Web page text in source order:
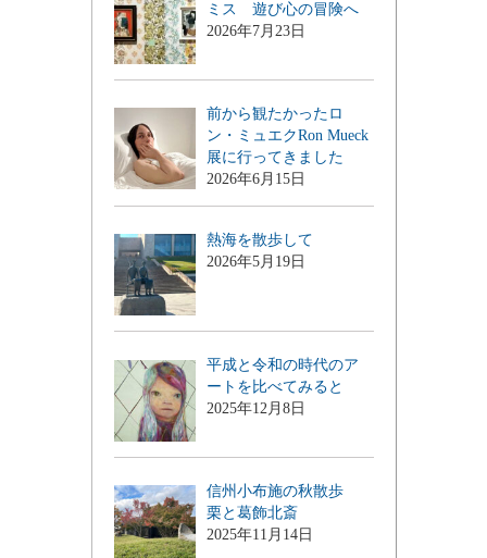
ミス 遊び心の冒険へ
2026年7月23日
前から観たかったロ
ン・ミュエクRon Mueck
展に行ってきました
2026年6月15日
熱海を散歩して
2026年5月19日
平成と令和の時代のア
ートを比べてみると
2025年12月8日
信州小布施の秋散歩
栗と葛飾北斎
2025年11月14日